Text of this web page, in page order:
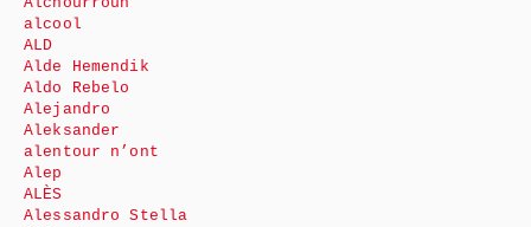
alcool
ALD
Alde Hemendik
Aldo Rebelo
Alejandro
Aleksander
alentour n’ont
Alep
ALÈS
Alessandro Stella